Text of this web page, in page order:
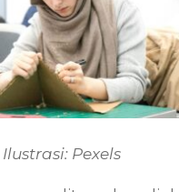
Ilustrasi: Pexels